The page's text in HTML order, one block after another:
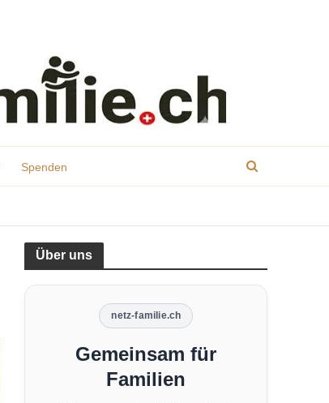
Spenden
Über uns
netz-familie.ch
Gemeinsam für
Familien